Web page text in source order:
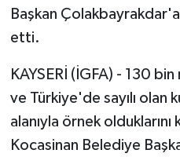
Başkan
etti.
KAYSERİ (İGFA) - 130
ve Türkiye'de sayılı olan
alanıyla örnek
Kocasinan Belediye